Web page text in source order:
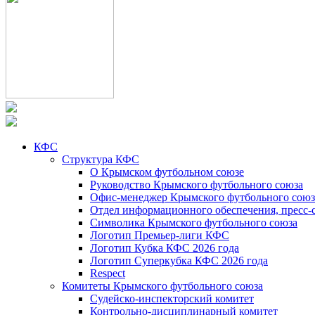
КФС
Структура КФС
О Крымском футбольном союзе
Руководство Крымского футбольного союза
Офис-менеджер Крымского футбольного
Отдел информационного обеспечения, пресс-
Символика Крымского футбольного союза
Логотип Премьер-лиги КФС
Логотип Кубка КФС 2026 года
Логотип Суперкубка КФС 2026 года
Respect
Комитеты Крымского футбольного союза
Судейско-инспекторский комитет
Контрольно-дисциплинарный комитет